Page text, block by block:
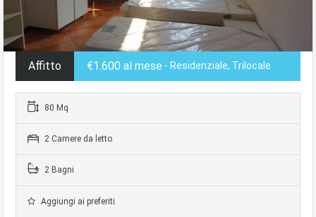
Affitto €1.600 al mese - Residenziale, Trilocale
80 Mq
2 Camere da letto
2 Bagni
Aggiungi ai preferiti